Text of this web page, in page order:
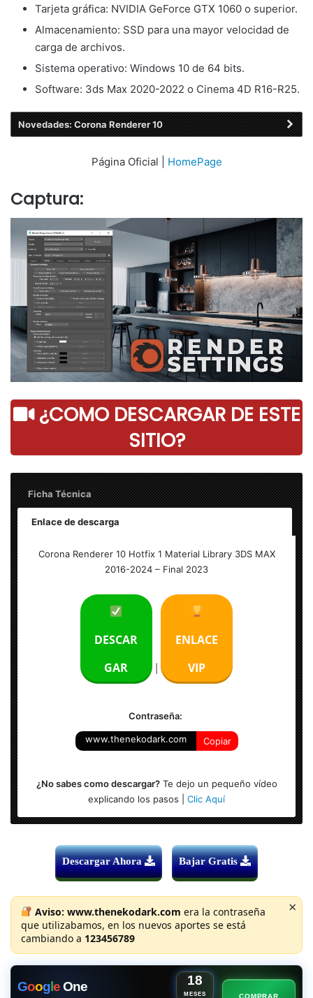
Tarjeta gráfica: NVIDIA GeForce GTX 1060 o superior.
Almacenamiento: SSD para una mayor velocidad de
carga de archivos.
Sistema operativo: Windows 10 de 64 bits.
Software: 3ds Max 2020-2022 o Cinema 4D R16-R25.
Novedades: Corona Renderer 10
Página Oficial | HomePage
Captura:
¿COMO DESCARGAR DE ESTE
SITIO?
Ficha Técnica
Enlace de descarga
Idioma: Multilenguaje
Activador: Incluido
Sistema Operativo: Windows (x64-bits)
Corona Renderer 10 Hotfix 1 Material Library 3DS MAX
2016-2024 – Final 2023
DESCAR
GAR
ENLACE
VIP
Contraseña:
www.thenekodark.com Copiar
¿No sabes como descargar?Te dejo un pequeño vídeo
explicando los pasos | Clic Aquí
Descargar Ahora Bajar Gratis
Aviso: www.thenekodark.com era la contraseña
que utilizabamos, en los nuevos aportes se está
cambiando a 123456789
×
GoogeOne 18
MESES COMPRAR